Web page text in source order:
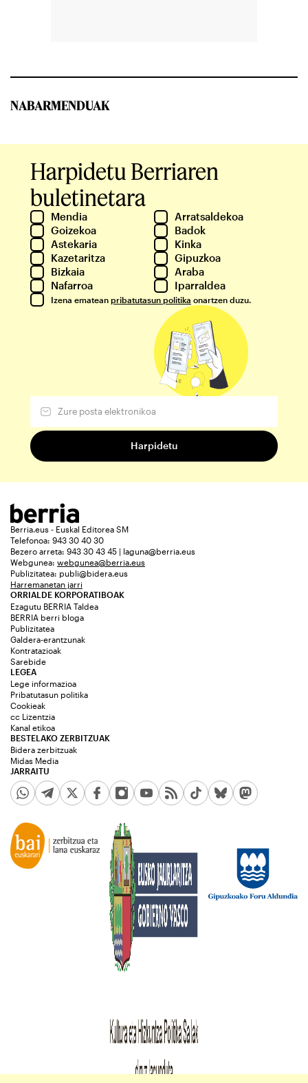
NABARMENDUAK
Harpidetu Berriaren
buletinetara
Mendia
Arratsaldekoa
Goizekoa
Badok
Astekaria
Kinka
Kazetaritza
Gipuzkoa
Bizkaia
Araba
Nafarroa
Iparraldea
Izena ematean pribatutasun politika onartzen duzu.
Berria.eus - Euskal Editorea SM
Telefonoa: 943 30 40 30
Bezero arreta: 943 30 43 45 | laguna@berria.eus
Webgunea: webgunea@berria.eus
Publizitatea: publi@bidera.eus
Harremanetan jarri
ORRIALDE KORPORATIBOAK
Ezagutu BERRIA Taldea
BERRIA berri bloga
Publizitatea
Galdera-erantzunak
Kontratazioak
Sarebide
JARRAITU
LEGEA
Lege informazioa
Pribatutasun politika
Cookieak
cc Lizentzia
Kanal etikoa
BESTELAKO ZERBITZUAK
Bidera zerbitzuak
Midas Media